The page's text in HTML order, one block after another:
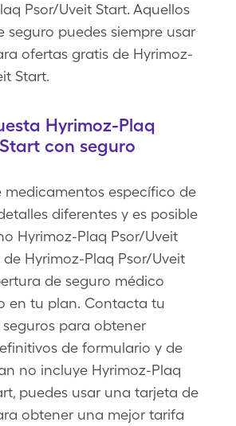
Psor/Uveit Start. Aquellos
seguro puedes siempre usar
ofertas gratis de Hyrimoz-
Start.
Hyrimoz-Plaq
con seguro
medicamentos específico de
diferentes y es posible
Hyrimoz-Plaq Psor/Uveit
de Hyrimoz-Plaq Psor/Uveit
de seguro médico
en tu plan. Contacta tu
para obtener
de formulario y de
no incluye Hyrimoz-Plaq
puedes usar una tarjeta de
obtener una mejor tarifa